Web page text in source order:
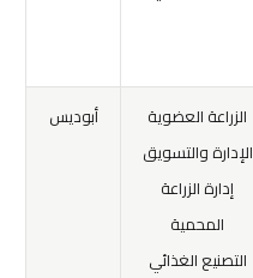
الزراعة العضوية
الإدارة والتسويق
إدارة الزراعة
المحمية
التصنيع الغذائي
أبوديس